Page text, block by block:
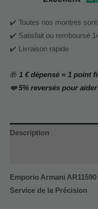
✔️ Toutes nos montres
✔️ Satisfait ou remboursé
✔️ Livraison rapide
🎁 1 € dépensé = 1 point
❤️5% reversés pour
Description
Emporio Armani
Service de la Précision